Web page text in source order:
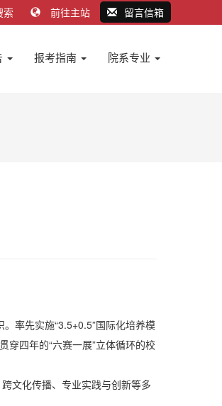
索 前往主站 留言信箱
报考指南 院系专业
率先实施“3.5+0.5”国际化培养模
穿四年的“六赛一展”立体循环的校
文化传播、专业实践与创新等多